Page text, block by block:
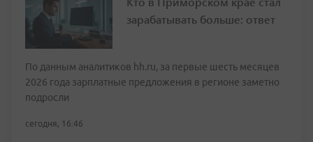
зарабатывать больше: ответ
По данным аналитиков hh.ru, за первые шесть месяцев
2026 года зарплатные предложения в регионе заметно
подросли
сегодня, 16:46